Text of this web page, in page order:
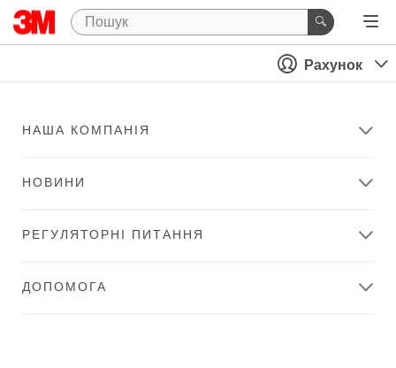
Рахунок
НАША КОМПАНІЯ
НОВИНИ
РЕГУЛЯТОРНІ ПИТАННЯ
ДОПОМОГА